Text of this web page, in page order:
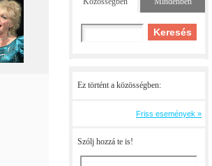
Ez történt a közösségben:
Friss események »
Szólj hozzá te is!